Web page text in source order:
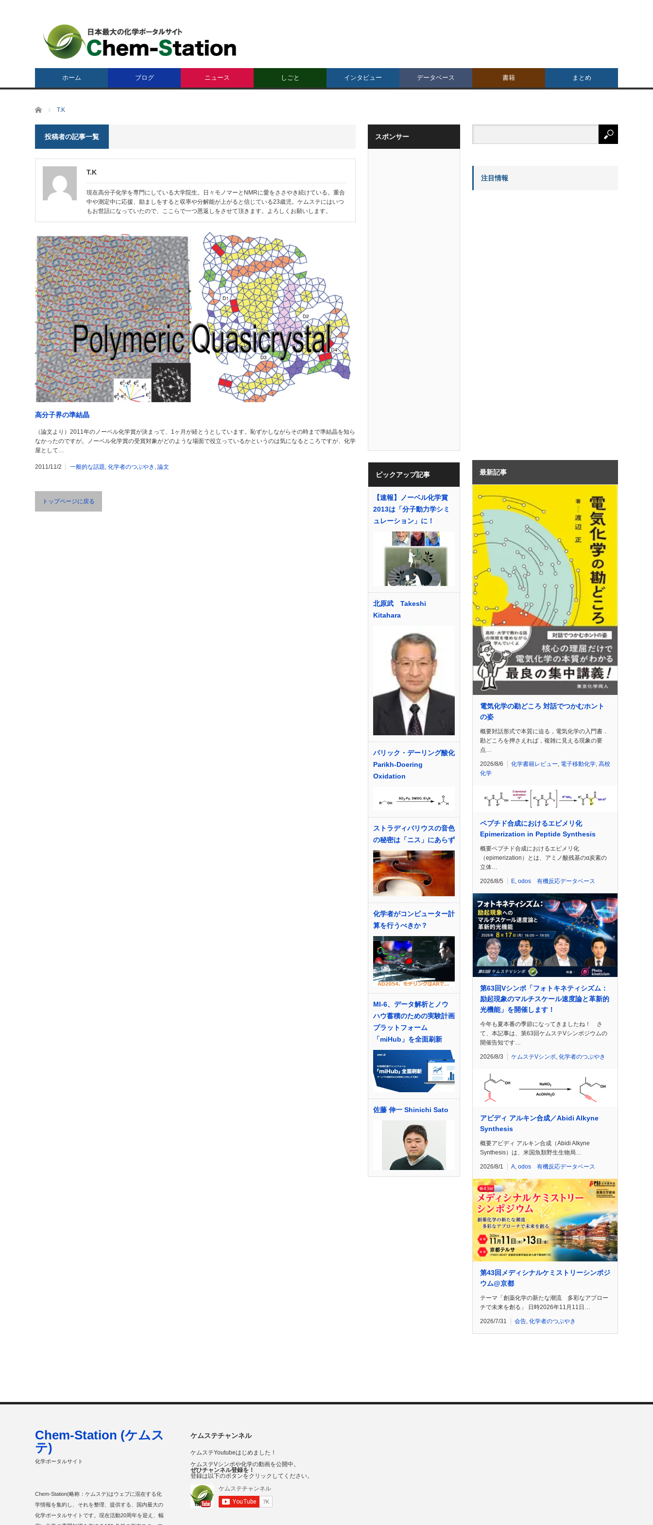
ホーム ブログ ニュース しごと インタビュー データベース 書籍 まとめ
ホーム T.K
投稿者の記事一覧
T.K
現在高分子化学を専門にしている大学院生。日々モノマーとNMRに愛をささやき続けている。重合
中や測定中に応援、励ましをすると収率や分解能が上がると信じている23歳児。ケムステにはいつ
もお世話になっていたので、ここらで一つ恩返しをさせて頂きます。よろしくお願いします。
高分子界の準結晶
（論文より）2011年のノーベル化学賞が決まって、1ヶ月が経とうとしています。恥ずかしながらその時まで準結晶を知ら
なかったのですが。ノーベル化学賞の受賞対象がどのような場面で役立っているかというのは気になるところですが、化学
屋として…
2011/11/2 一般的な話題, 化学者のつぶやき , 論文
トップページに戻る
スポンサー
ピックアップ記事
【速報】ノーベル化学賞
2013は「分子動力学シミ
ュレーション」に！
北原武 Takeshi
Kitahara
パリック・デーリング酸化
Parikh-Doering
Oxidation
ストラディバリウスの音色
の秘密は「ニス」にあらず
化学者がコンピューター計
算を行うべきか？
MI-6、データ解析とノウ
ハウ蓄積のための実験計画
プラットフォーム
「miHub」を全面刷新
佐藤 伸一 Shinichi Sato
注目情報
最新記事
電気化学の勘どころ 対話でつかむホント
の姿
概要対話形式で本質に迫る，電気化学の入門書．
勘どころを押さえれば，複雑に見える現象の要
点…
2026/8/6 化学書籍レビュー, 電子移動化学, 高校
化学
ペプチド合成におけるエピメリ化
Epimerization in Peptide Synthesis
概要ペプチド合成におけるエピメリ化
（epimerization）とは、アミノ酸残基のα炭素の
立体…
2026/8/5 E, odos 有機反応データベース
第63回Vシンポ「フォトキネティシズム：
励起現象のマルチスケール速度論と革新的
光機能」を開催します！
今年も夏本番の季節になってきましたね！ さ
て、本記事は、第63回ケムステVシンポジウムの
開催告知です…
2026/8/3 ケムステVシンポ 化学者のつぶやき
アビディ アルキン合成／Abidi Alkyne
Synthesis
概要アビディ アルキン合成（Abidi Alkyne
Synthesis）は、米国魚類野生生物局…
2026/8/1 A odos 有機反応データベース
第43回メディシナルケミストリーシンポジ
ウム@京都
テーマ「創薬化学の新たな潮流 多彩なアプロー
チで未来を創る」 日時2026年11月11日…
2026/7/31 会告, 化学者のつぶやき
ケムステチャンネル
ケムステYoutubeはじめました！
ケムステVシンポや化学の動画を公開中。
ぜひチャンネル登録を！
登録は以下のボタンをクリックしてください。
Chem-Station (ケムス
テ)
化学ポータルサイト
Chem-Station(略称：ケムステ)はウェブに混在する化
学情報を集約し、それを整理、提供する、国内最大の
化学ポータルサイトです。現在活動20周年を迎え、幅